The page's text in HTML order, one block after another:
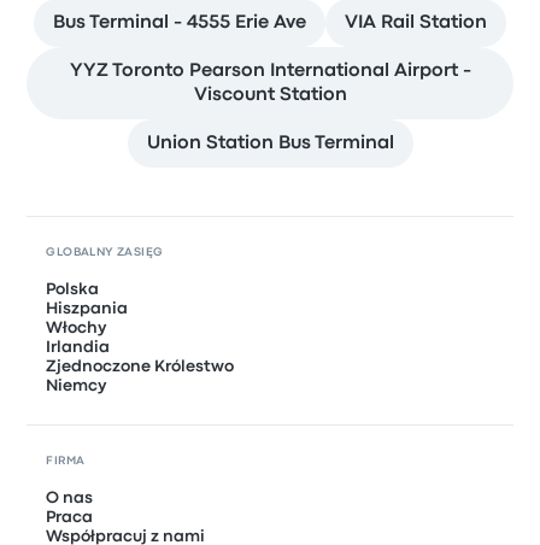
Bus Terminal - 4555 Erie Ave VIA Rail Station
YYZ Toronto Pearson International Airport -
Viscount Station
Union Station Bus Terminal
GLOBALNY ZASIĘG
Polska
Hiszpania
Włochy
Irlandia
Zjednoczone Królestwo
Niemcy
FIRMA
O nas
Praca
Współpracuj z nami